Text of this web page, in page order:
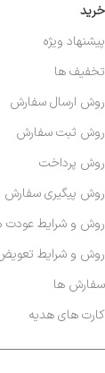
خرید
پیشنهاد ویژه
تخفیف ها
روش ارسال سفارش
روش ثبت سفارش
روش پرداخت
روش پیگیری سفارش
روش و شرایط
روش و شرایط
سفارش ها
کارت های هدیه